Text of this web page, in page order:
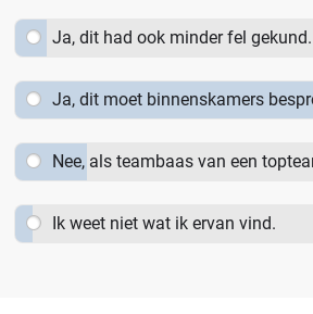
Ja, dit had ook minder fel gekund.
Ja, dit moet binnenskamers
Nee, als teambaas van een
Ik weet niet wat ik ervan vind.